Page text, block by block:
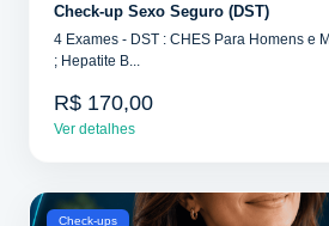
Check-up Sexo Seguro (DST)
4 Exames - DST : CHES Para Homens e Mulheres Hiv Anticorpos
; Hepatite B...
R$ 170,00
Ver detalhes
Check-ups